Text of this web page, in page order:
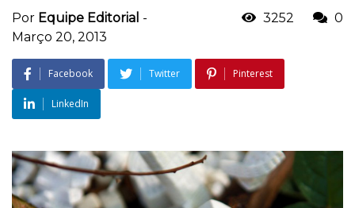
Por Equipe Editorial -
Março 20, 2013
3252 0
Facebook Twitter Pinterest
LinkedIn